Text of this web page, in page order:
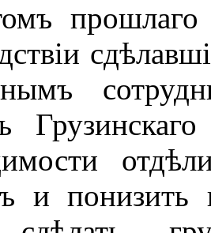
прошлаго
и